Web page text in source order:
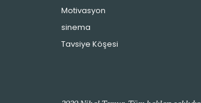
Motivasyon
sinema
Tavsiye Köşesi